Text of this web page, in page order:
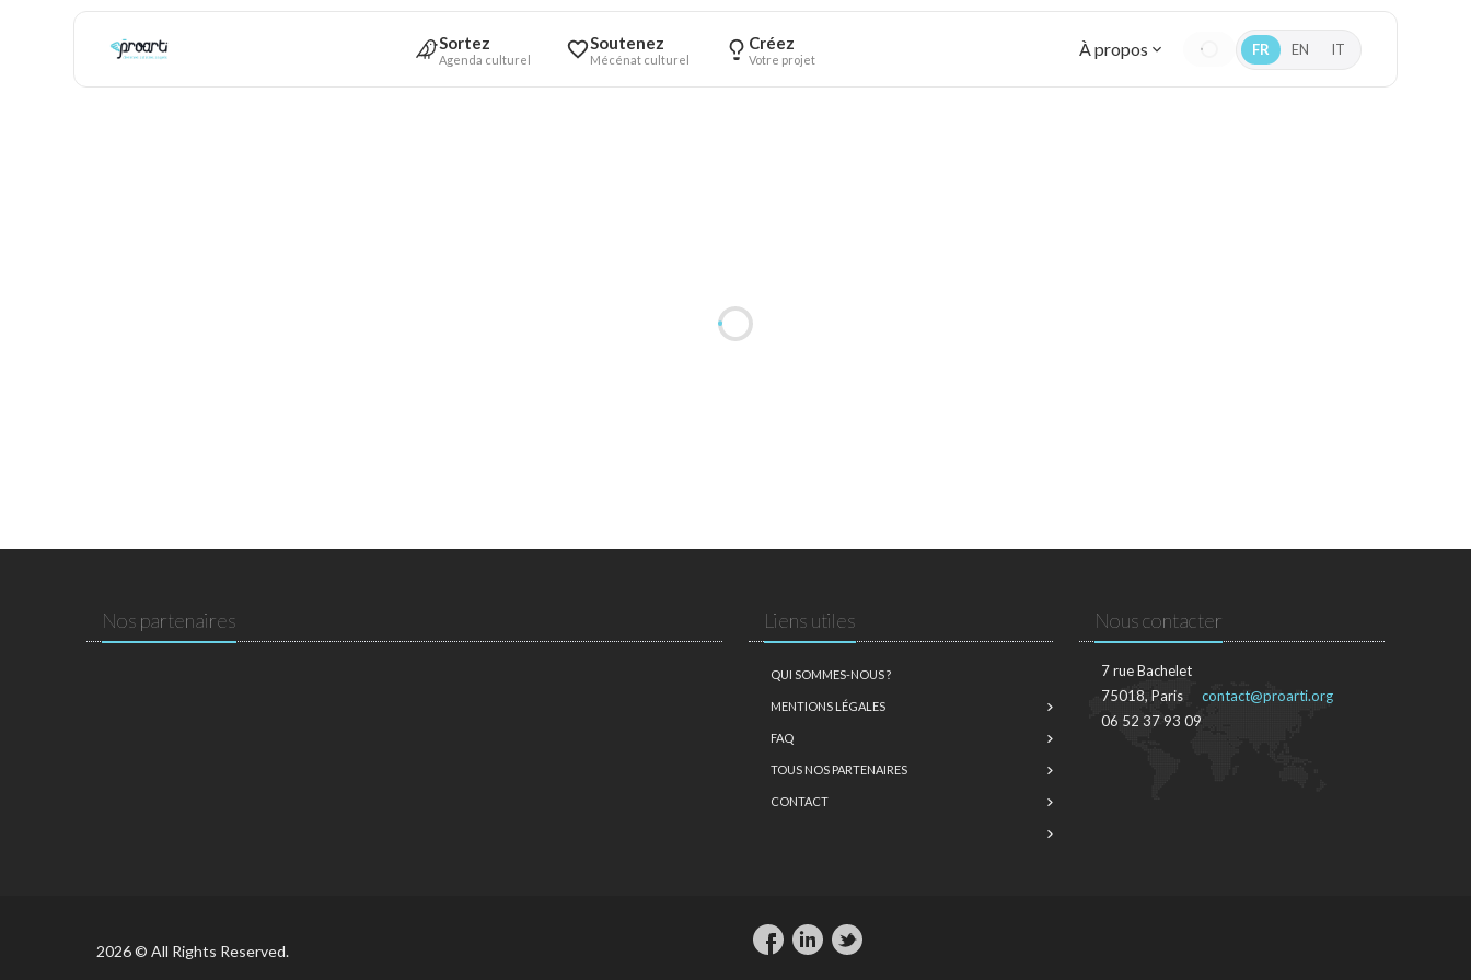
Sortez
Agenda culturel
Soutenez
Mécénat culturel
Créez
Votre projet À propos FR EN IT
Nos partenaires Liens utiles
QUI SOMMES-NOUS ?
MENTIONS LÉGALES
FAQ
TOUS NOS PARTENAIRES
CONTACT
Nous contacter
7 rue Bachelet
75018, Paris
06 52 37 93 09
contact@proarti.org
2026 © All Rights Reserved.